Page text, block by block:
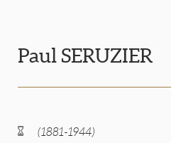
Paul SERUZIER
(1881-1944)